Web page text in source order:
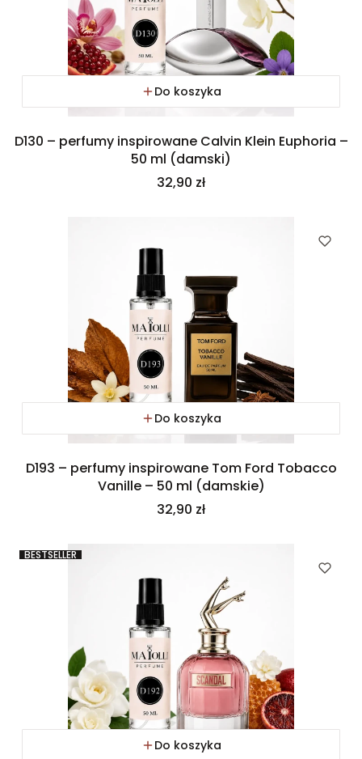
Do koszyka
D130 – perfumy inspirowane Calvin Klein Euphoria –
50 ml (damski)
Cena
32,90 zł
Do koszyka
D193 – perfumy inspirowane Tom Ford Tobacco
Vanille – 50 ml (damskie)
Cena
32,90 zł
BESTSELLER
Do koszyka